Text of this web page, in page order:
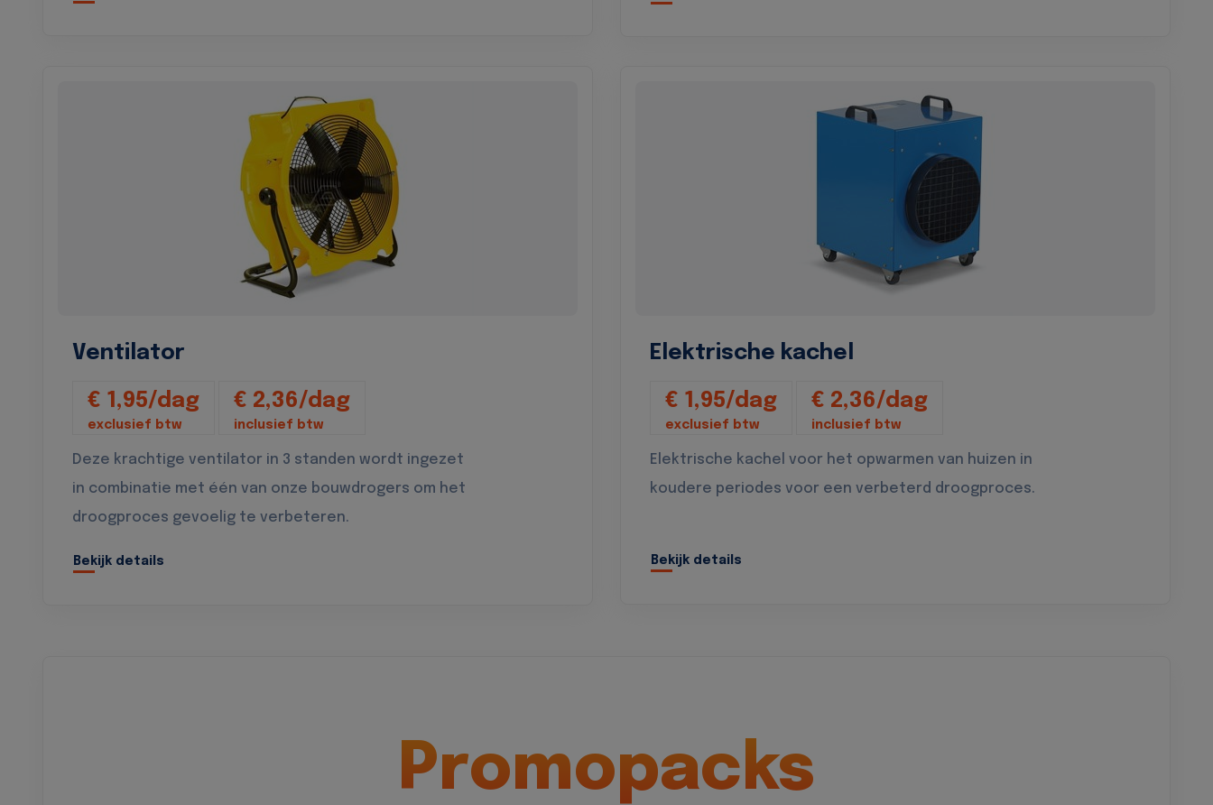
Ventilator
€ 1,95/dag
exclusief btw
€ 2,36/dag
inclusief btw
Deze krachtige ventilator in 3 standen wordt ingezet
in combinatie met één van onze bouwdrogers om het
droogproces gevoelig te verbeteren.
Bekijk details
Elektrische kachel
€ 1,95/dag
exclusief btw
€ 2,36/dag
inclusief btw
Elektrische kachel voor het opwarmen van huizen in
koudere periodes voor een verbeterd droogproces.
Bekijk details
Promopacks